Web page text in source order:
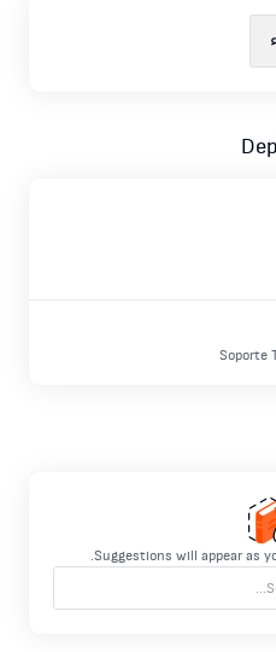
Soporte
Suggestions will appear as